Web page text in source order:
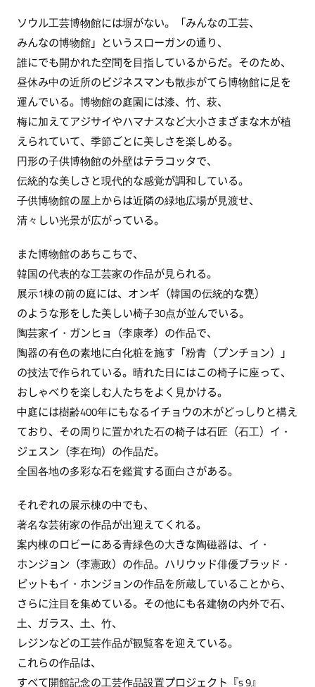
ソウル工芸博物館には塀がない。「みんなの工芸、
みんなの博物館」というスローガンの通り、
誰にでも開かれた空間を目指しているからだ。そのため、
昼休み中の近所のビジネスマンも散歩がてら博物館に足を
運んでいる。博物館の庭園には漆、竹、萩、
梅に加えてアジサイやハマナスなど大小さまざまな木が植
えられていて、季節ごとに美しさを楽しめる。
円形の子供博物館の外壁はテラコッタで、
伝統的な美しさと現代的な感覚が調和している。
子供博物館の屋上からは近隣の緑地広場が見渡せ、
清々しい光景が広がっている。
また博物館のあちこちで、
韓国の代表的な工芸家の作品が見られる。
展示1棟の前の庭には、オンギ（韓国の伝統的な甕）
のような形をした美しい椅子30点が並んでいる。
陶芸家イ・ガンヒョ（李康孝）の作品で、
陶器の有色の素地に白化粧を施す「粉青（プンチョン）」
の技法で作られている。晴れた日にはこの椅子に座って、
おしゃべりを楽しむ人たちをよく見かける。
中庭には樹齢400年にもなるイチョウの木がどっしりと構え
ており、その周りに置かれた石の椅子は石匠（石工）イ・
ジェスン（李在珣）の作品だ。
全国各地の多彩な石を鑑賞する面白さがある。
それぞれの展示棟の中でも、
著名な芸術家の作品が出迎えてくれる。
案内棟のロビーにある青緑色の大きな陶磁器は、イ・
ホンジョン（李憲政）の作品。ハリウッド俳優ブラッド・
ピットもイ・ホンジョンの作品を所蔵していることから、
さらに注目を集めている。その他にも各建物の内外で石、
土、ガラス、土、竹、
レジンなどの工芸作品が観覧客を迎えている。
これらの作品は、
すべて開館記念の工芸作品設置プロジェクト『s 9』